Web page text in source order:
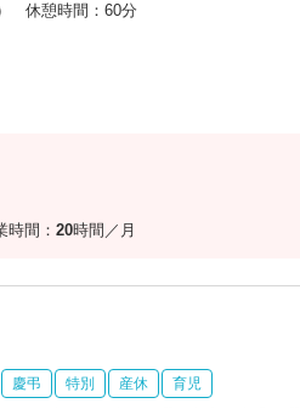
休憩時間：60分
間： 20時間／月
慶弔 特別 産休 育児